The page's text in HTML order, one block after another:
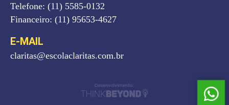
Telefone: (11) 5585-0132
Financeiro: (11) 95653-4627
E-MAIL
claritas@escolaclaritas.com.br